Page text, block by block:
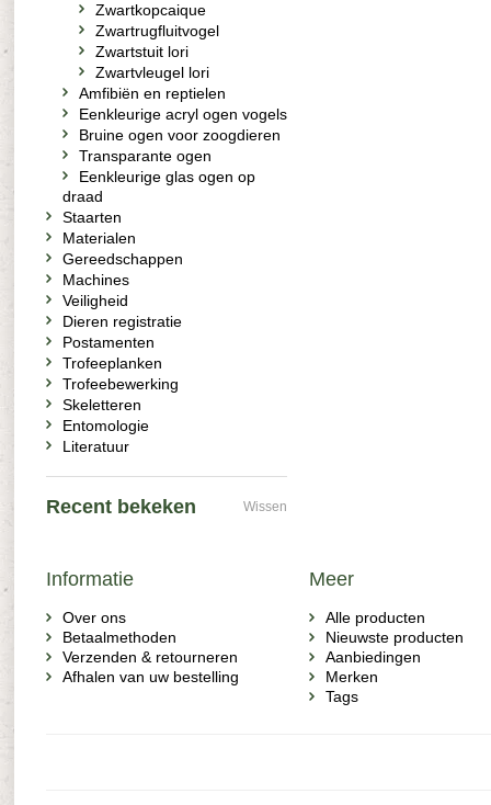
Zwartkopcaique
Zwartrugfluitvogel
Zwartstuit lori
Zwartvleugel lori
Amfibiën en reptielen
Eenkleurige acryl ogen vogels
Bruine ogen voor zoogdieren
Transparante ogen
Eenkleurige glas ogen op
draad
Staarten
Materialen
Gereedschappen
Machines
Veiligheid
Dieren registratie
Postamenten
Trofeeplanken
Trofeebewerking
Skeletteren
Entomologie
Literatuur
Recent bekeken Wissen
Informatie
Over ons
Betaalmethoden
Verzenden & retourneren
Afhalen van uw bestelling
Meer
Alle producten
Nieuwste producten
Aanbiedingen
Merken
Tags